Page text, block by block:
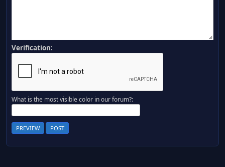
Verification:
What is the most visible color in our forum?: